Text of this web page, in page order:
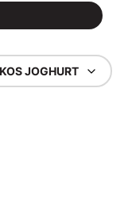
JOGHURT